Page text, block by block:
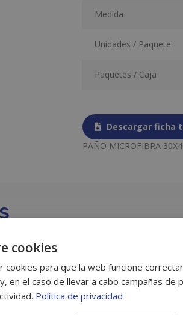
Medida
Unidades / Paquete
Paquetes / Caja
Descargar ficha
PAÑO MICROFIBRA
cookies
cookies para que la web funcione
en el caso de llevar a cabo campañas de
Política de privacidad